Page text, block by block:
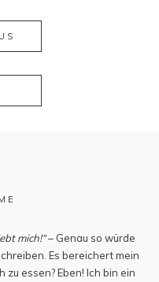
mich!“– Genau so würde
Es bereichert mein
essen? Eben! Ich bin ein